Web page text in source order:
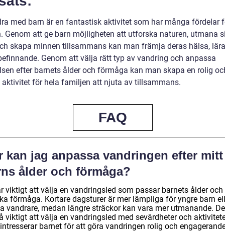
med barn är en fantastisk aktivitet som har många fördelar
Genom att ge barn möjligheten att utforska naturen, utmana
skapa minnen tillsammans kan man främja deras hälsa,
Genom att välja rätt typ av vandring och anpassa
efter barnets ålder och förmåga kan man skapa en rolig
aktivitet för hela familjen att njuta av tillsammans.
FAQ
kan jag anpassa vandringen efter mitt
ålder och förmåga?
viktigt att välja en vandringsled som passar barnets ålder och
förmåga. Kortare dagsturer är mer lämpliga för yngre barn
vandrare, medan längre sträckor kan vara mer utmanande.
viktigt att välja en vandringsled med sevärdheter och
barnet för att göra vandringen rolig och